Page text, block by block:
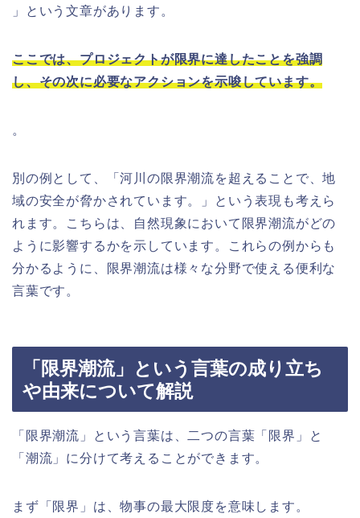
」という文章があります。
ここでは、プロジェクトが限界に達したことを強調
し、その次に必要なアクションを示唆しています。
。
別の例として、「河川の限界潮流を超えることで、地
域の安全が脅かされています。」という表現も考えら
れます。こちらは、自然現象において限界潮流がどの
ように影響するかを示しています。これらの例からも
分かるように、限界潮流は様々な分野で使える便利な
言葉です。
「限界潮流」という言葉の成り立ち
や由来について解説
「限界潮流」という言葉は、二つの言葉「限界」と
「潮流」に分けて考えることができます。
まず「限界」は、物事の最大限度を意味します。